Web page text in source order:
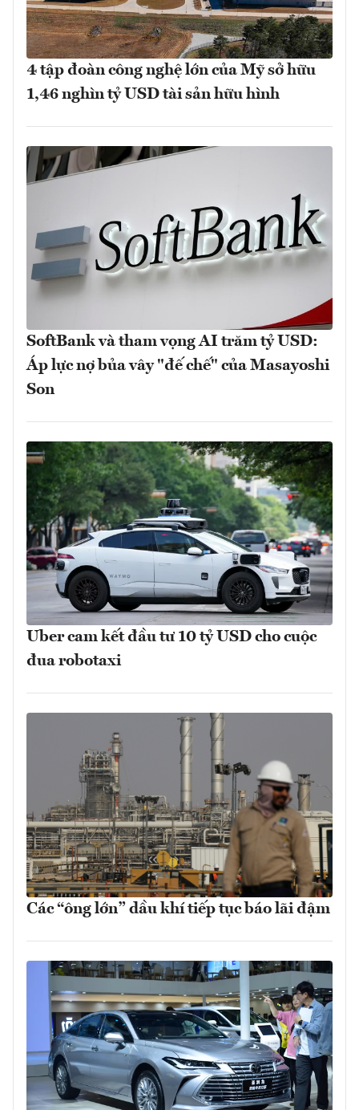
4 tập đoàn công nghệ lớn của Mỹ sở hữu
1,46 nghìn tỷ USD tài sản hữu hình
SoftBank và tham vọng AI trăm tỷ USD:
Áp lực nợ bủa vây "đế chế" của Masayoshi
Son
Uber cam kết đầu tư 10 tỷ USD cho cuộc
đua robotaxi
Các “ông lớn” dầu khí tiếp tục báo lãi đậm